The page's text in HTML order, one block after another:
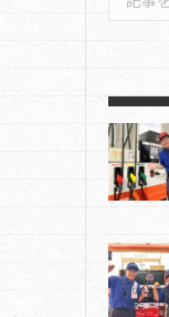
索